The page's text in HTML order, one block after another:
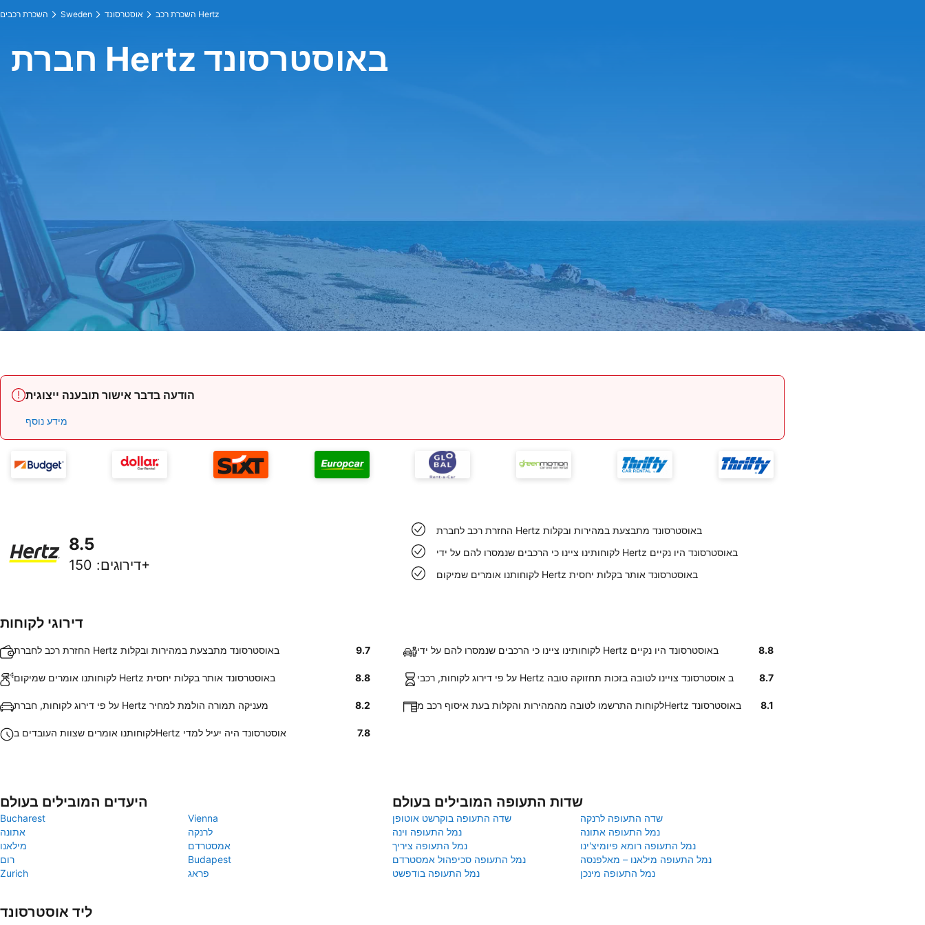
השכרת רכבים Sweden אוסטרסונד השכרת רכב Hertz
חברת Hertz באוסטרסונד
הודעה בדבר אישור תובענה ייצוגית
מידע נוסף
8.5
דירוגים: 150+
החזרת רכב לחברת Hertz באוסטרסונד מתבצעת במהירות ובקלות
לקוחותינו ציינו כי הרכבים שנמסרו להם על ידי Hertz באוסטרסונד היו נקיים
לקוחותנו אומרים שמיקום Hertz באוסטרסונד אותר בקלות יחסית
דירוגי לקוחות
החזרת רכב לחברת Hertz באוסטרסונד מתבצעת במהירות ובקלות 9.7 לקוחותינו ציינו כי הרכבים שנמסרו להם על ידי Hertz באוסטרסונד היו נקיים 8.8
לקוחותנו אומרים שמיקום Hertz באוסטרסונד אותר בקלות יחסית 8.8 על פי דירוג לקוחות, רכבי Hertz ב אוסטרסונד צויינו לטובה בזכות תחזוקה טובה 8.7
על פי דירוג לקוחות, חברת Hertz מעניקה תמורה הולמת למחיר 8.2 לקוחות התרשמו לטובה מהמהירות והקלות בעת איסוף רכב מHertz באוסטרסונד 8.1
לקוחותנו אומרים שצוות העובדים בHertz אוסטרסונד היה יעיל למדי 7.8
היעדים המובילים בעולם
Bucharest
Vienna
אתונה
לרנקה
מילאנו
אמסטרדם
רום
Budapest
Zurich
פראג
שדות התעופה המובילים בעולם
שדה התעופה בוקרשט אוטופן
שדה התעופה לרנקה
נמל התעופה וינה
נמל התעופה אתונה
נמל התעופה ציריך
נמל התעופה רומא פיומיצ'ינו
נמל התעופה סכיפהול אמסטרדם
נמל התעופה מילאנו – מאלפנסה
נמל התעופה בודפשט
נמל התעופה מינכן
ליד אוסטרסונד